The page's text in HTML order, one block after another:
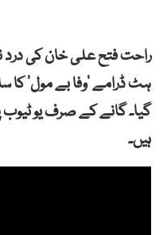
راحت فتح علی خان کی درد
ہٹ ڈرامے ‘وفا بے مول’
ہیں۔